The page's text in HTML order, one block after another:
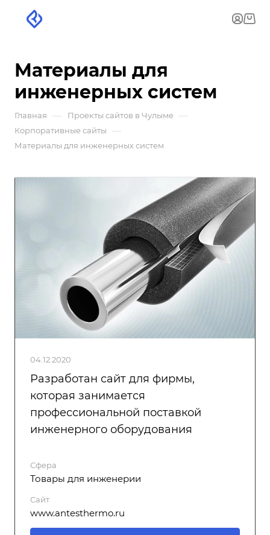
Материалы для
инженерных систем
Главная — Проекты сайтов в Чулыме —
Корпоративные сайты —
Материалы для инженерных систем
04.12.2020
Разработан сайт для фирмы,
которая занимается
профессиональной поставкой
инженерного оборудования
Сфера
Товары для инженерии
Сайт
www.antesthermo.ru